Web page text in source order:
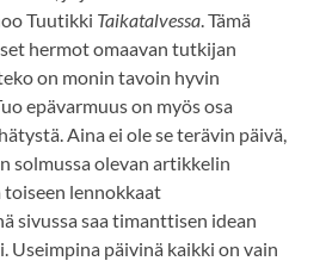
Tuutikki Taikatalvessa . Tämä
hermot omaavan tutkijan
on monin tavoin hyvin
epävarmuus on myös osa
Aina ei ole se terävin päivä,
solmussa olevan artikkelin
lennokkaat
sivussa saa timanttisen idean
Useimpina päivinä kaikki on vain